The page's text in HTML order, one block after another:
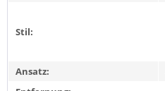
Stil:
Ansatz: